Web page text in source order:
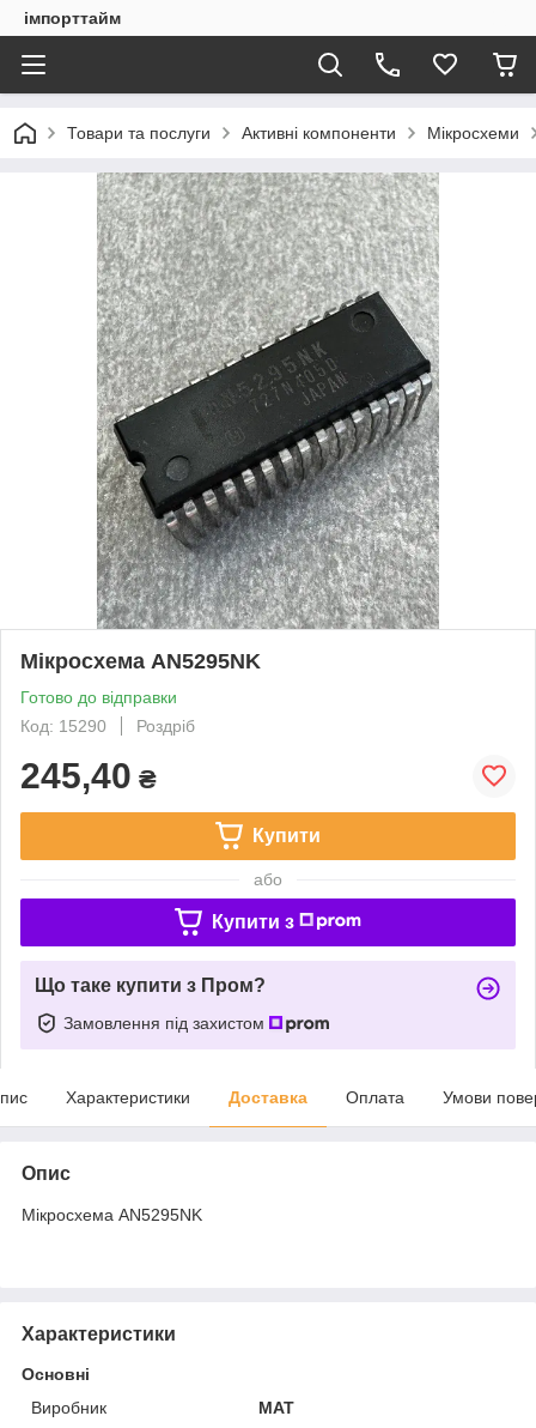
імпорттайм
Товари та послуги Активні компоненти Мікросхеми
Мікросхема AN5295NK
Готово до відправки
Код: 15290
Роздріб
245,40 ₴
Купити
або
Купити з
Що таке купити з Пром?
Замовлення під захистом
Характеристики Доставка Оплата Умови
Опис
Мікросхема AN5295NK
Характеристики
Основні
Виробник
MAT